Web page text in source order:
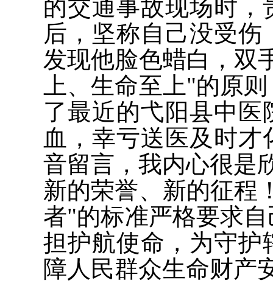
的交通事故现场时，
后，坚称自己没受
发现他脸色蜡白，双
上、生命至上"的原
了最近的弋阳县中
血，幸亏送医及时
音留言，我内心很是
新的荣誉、新的征程
者"的标准严格要求
担护航使命，为守护
障人民群众生命财产